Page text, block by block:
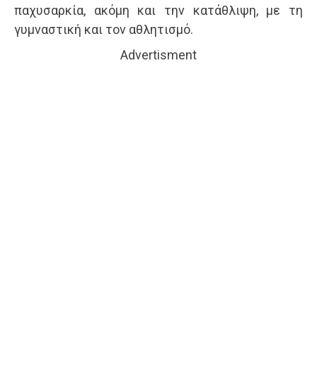
παχυσαρκία, ακόμη και την κατάθλιψη, με τη
γυμναστική και τον αθλητισμό.
Advertisment